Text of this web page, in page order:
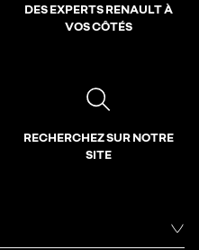
DES EXPERTS RENAULT À
VOS CÔTÉS
RECHERCHEZ SUR NOTRE
SITE